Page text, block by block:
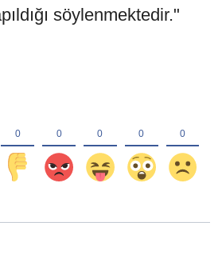
söylenmektedir."